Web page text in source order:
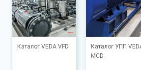
Каталог VEDA VFD
Каталог УПП
MCD